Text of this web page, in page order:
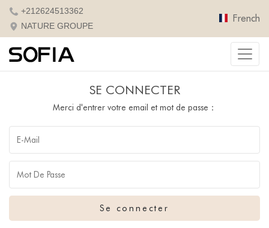
+212624513362
NATURE GROUPE
French
SE CONNECTER
Merci d'entrer votre email et mot de passe：